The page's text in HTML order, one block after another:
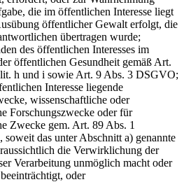
die im öffentlichen Interesse liegt
öffentlicher Gewalt erfolgt, die
übertragen wurde;
des öffentlichen Interesses im
öffentlichen Gesundheit gemäß Art.
h und i sowie Art. 9 Abs. 3 DSGVO;
Interesse liegende
wissenschaftliche oder
Forschungszwecke oder für
Zwecke gem. Art. 89 Abs. 1
das unter Abschnitt a) genannte
die Verwirklichung der
Verarbeitung unmöglich macht oder
oder